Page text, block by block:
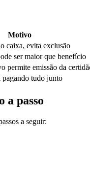
Motivo
caixa, evita exclusão
ser maior que benefício
permite emissão da
tudo junto
a passo
a seguir: